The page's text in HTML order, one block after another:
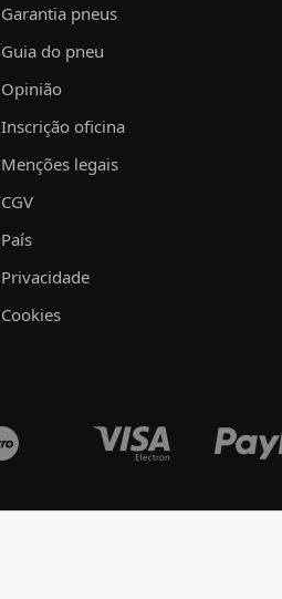
Garantia pneus
Guia do pneu
Opinião
Inscrição oficina
Menções legais
CGV
País
Privacidade
Cookies